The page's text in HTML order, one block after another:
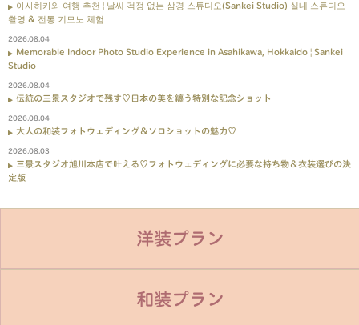
아사히카와 여행 추천 | 날씨 걱정 없는 삼경 스튜디오(Sankei Studio) 실내 스튜디오
촬영 & 전통 기모노 체험
2026.08.04
Memorable Indoor Photo Studio Experience in Asahikawa, Hokkaido | Sankei
Studio
2026.08.04
伝統の三景スタジオで残す♡日本の美を纏う特別な記念ショット
2026.08.04
大人の和装フォトウェディング＆ソロショットの魅力♡
2026.08.03
三景スタジオ旭川本店で叶える♡フォトウェディングに必要な持ち物＆衣装選びの決
定版
洋装プラン
和装プラン